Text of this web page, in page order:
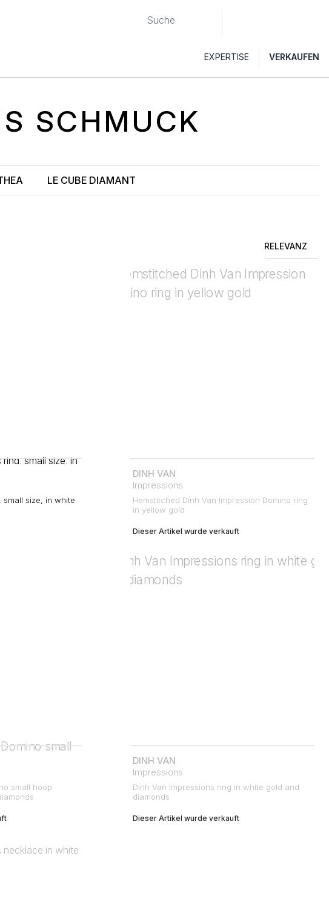
EXPERTISE VERKAUFEN
SCHMUCK
LE CUBE DIAMANT
RELEVANZ
small size, in white
DINH VAN
Impressions
Hemstitched Dinh Van Impression Domino ring
in yellow gold
Dieser Artikel wurde verkauft
small hoop
DINH VAN
Impressions
Dinh Van Impressions ring in white gold and
diamonds
Dieser Artikel wurde verkauft